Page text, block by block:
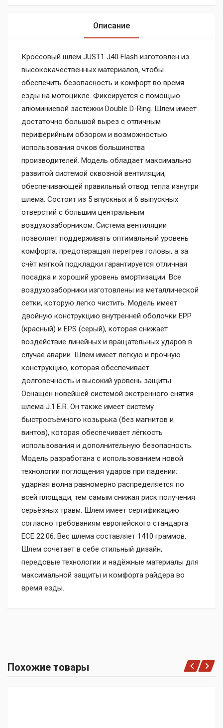
Описание
Кроссовый шлем JUST1 J40 Flash изготовлен из
высококачественных материалов, чтобы
обеспечить безопасность и комфорт во время
езды на мотоцикле. Фиксируется с помощью
алюминиевой застёжки Double D-Ring. Шлем имеет
достаточно большой вырез с отличным
периферийным обзором и возможностью
использования очков большинства
производителей. Модель обладает максимально
развитой системой сквозной вентиляции,
обеспечивающей правильный отвод тепла изнутри
шлема. Состоит из 5 впускных и 6 выпускных
отверстий с большим центральным
воздухозаборником. Система вентиляции
позволяет поддерживать оптимальный уровень
комфорта, предотвращая перегрев головы, а за
счёт мягкой подкладки гарантируется отличная
посадка и хороший уровень амортизации. Все
воздухозаборники изготовлены из металлической
сетки, которую легко чистить. Модель имеет
двойную конструкцию внутренней оболочки EPP
(красный) и EPS (серый), которая снижает
воздействие линейных и вращательных ударов в
случае аварии. Шлем имеет лёгкую и прочную
конструкцию, которая обеспечивает
долговечность и высокий уровень защиты.
Оснащён новейшей системой экстренного снятия
шлема J.1.E.R. Он также имеет систему
быстросъёмного козырька (без магнитов и
винтов), которая обеспечивает лёгкость
использования и дополнительную безопасность.
Модель разработана с использованием новой
технологии поглощения ударов при падении:
ударная волна равномерно распределяется по
всей площади, тем самым снижая риск получения
серьёзных травм. Шлем имеет сертификацию
согласно требованиям европейского стандарта
ЕCE 22.06. Вес шлема составляет 1410 граммов.
Шлем сочетает в себе стильный дизайн,
передовые технологии и надёжные материалы для
максимальной защиты и комфорта райдера во
время езды.
Похожие товары